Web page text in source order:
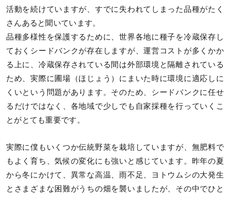
活動を続けていますが、すでに失われてしまった品種がたく
さんあると聞いています。
品種多様性を保護するために、世界各地に種子を冷蔵保存し
ておくシードバンクが存在しますが、運営コストが多くかか
る上に、冷蔵保存されている間は外部環境と隔離されている
ため、実際に圃場（ほじょう）にまいた時に環境に適応しに
くいという問題があります。そのため、シードバンクに任せ
るだけではなく、各地域で少しでも自家採種を行っていくこ
とがとても重要です。
実際に僕もいくつか伝統野菜を栽培していますが、無肥料で
もよく育ち、気候の変化にも強いと感じています。昨年の夏
から冬にかけて、異常な高温、雨不足、ヨトウムシの大発生
とさまざまな困難がうちの畑を襲いましたが、その中でひと